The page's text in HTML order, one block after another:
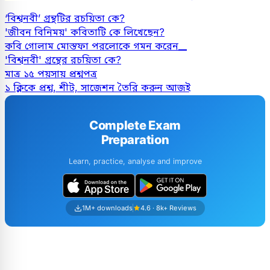
‘বিশ্বনবী’ গ্রন্থটির রচয়িতা কে?
'জীবন বিনিময়' কবিতাটি কে লিখেছেন?
কবি গোলাম মোস্তফা পরলোকে গমন করেন__
'বিশ্বনবী' গ্রন্থের রচয়িতা কে?
মাত্র ১৫ পয়সায় প্রশ্নপত্র
১ ক্লিকে প্রশ্ন, শীট, সাজেশন তৈরি করুন আজই
Complete Exam
Preparation
Learn, practice, analyse and improve
1M+ downloads 4.6 · 8k+ Reviews